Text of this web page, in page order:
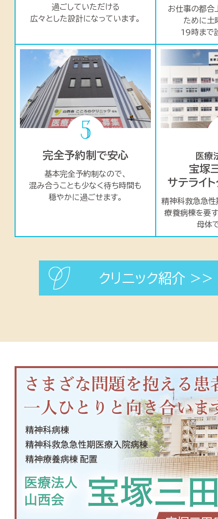
過ごしていただける
広々とした設計になっています。
お仕事の都合
ために土
19時まで
完全予約制で安心
基本完全予約制なので、
混み合うことも少なく待ち時間も
穏やかに過ごせます。
医療
宝塚
サテライ
精神科救急急性
療養病棟を要
母体
クリニック紹介 >>